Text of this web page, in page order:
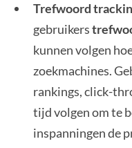
Trefwoord
gebruikers
kunnen volgen
zoekmachines.
rankings, click-
tijd volgen om te
inspanningen de